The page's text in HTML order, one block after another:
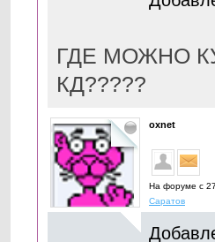
ГДЕ МОЖНО
КД?????
oxnet
На форуме с
Саратов